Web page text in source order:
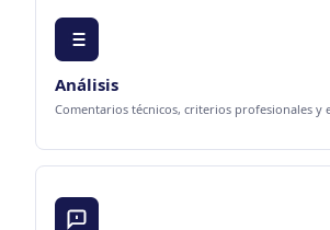
Análisis
Comentarios técnicos, criterios profesionales y